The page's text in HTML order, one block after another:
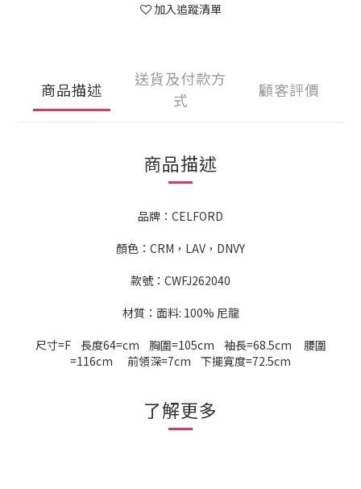
加入追蹤清單
商品描述
送貨及付款方
式
顧客評價
商品描述
品牌：CELFORD
顏色：CRM，LAV，DNVY
款號：CWFJ262040
材質：面料: 100% 尼龍
尺寸=F 長度64=cm 胸圍=105cm 袖長=68.5cm 腰圍
=116cm 前領深=7cm 下擺寬度=72.5cm
了解更多